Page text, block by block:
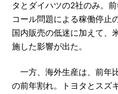
タとダイハツの2社のみ。
コール問題による稼働停止
国内販売の低迷に加えて、
施した影響が出た。
一方、海外生産は、前年
の前年割れ。トヨタとスズ